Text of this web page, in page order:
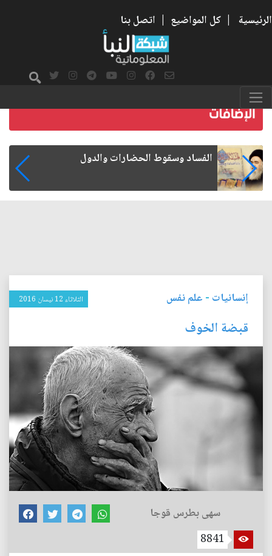
الرئيسية | كل المواضيع | اتصل بنا
رواتب الموظفين على صفيح ساخن
إنسانيات - علم نفس الثلاثاء 12 نيسان 2016
قبضة الخوف
سهى بطرس قوجا
8841